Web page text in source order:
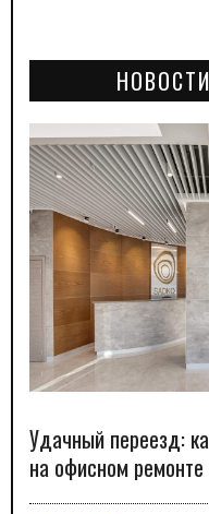
Удачный переезд:
на офисном ремонте